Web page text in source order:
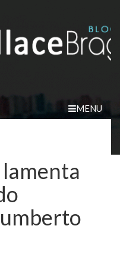
MENU